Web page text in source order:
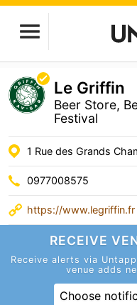
Le Griffin
Beer Store,
Festival
1 Rue des Grands
0977008575
https://www.legriffin.fr
RECEIVE
Receive alerts via
venue adds
Choose